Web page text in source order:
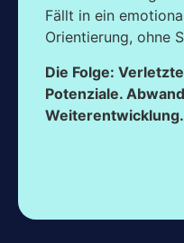
Fällt in ein
Orientierung, ohne
Die Folge:
Potenziale.
Weiterentwicklung.